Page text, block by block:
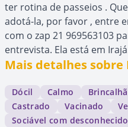
ter rotina de passeios .
adotá-la, por favor , entre
com o zap 21 969563103
entrevista. Ela está em
Mais detalhes sobre
Dócil Calmo
Castrado
Vacinado
Sociável com